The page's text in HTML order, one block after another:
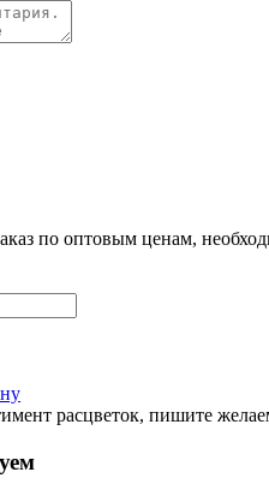
по оптовым ценам,
расцветок, пишите